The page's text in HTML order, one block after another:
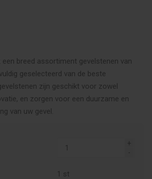
breed assortiment gevelstenen van
geselecteerd van de beste
zijn geschikt voor zowel
en zorgen voor een duurzame en
van uw gevel.
1 st